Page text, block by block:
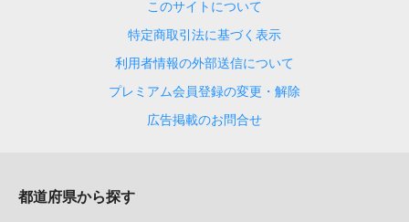
このサイトについて
特定商取引法に基づく表示
利用者情報の外部送信について
プレミアム会員登録の変更・解除
広告掲載のお問合せ
都道府県から探す